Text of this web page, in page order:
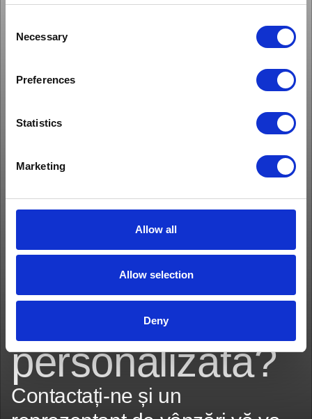
Selection
Necessary
Preferences
Statistics
Marketing
Allow all
Allow selection
Deny
Aveți nevoie de
o soluție
personalizată?
Contactați-ne și un